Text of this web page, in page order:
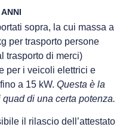
ANNI
sopra, la cui massa a
per trasporto persone
trasporto di merci)
per i veicoli elettrici e
a 15 kW. Questa è la
di una certa potenza.
il rilascio dell’attestato